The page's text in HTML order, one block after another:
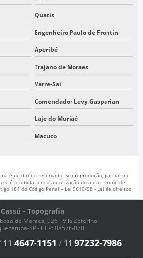
Quatis
Engenheiro Paulo de Frontin
Aperibé
Trajano de Moraes
Varre-Sai
Comendador Levy Gasparian
Laje do Muriaé
Macuco
é de direito reservado. Sua reprodução, parcial ou
é proibida sem a autorização do autor. Crime de
184 do Código Penal – Lei 9610/98 - Lei de direitos
Cassú - Topografia
de Moraes, 926 - Vila Zeferina
SP - CEP: 08576-070
11 4647-1151 / 11 97232-7986